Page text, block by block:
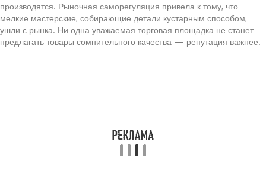
производятся. Рыночная саморегуляция привела к тому, что
мелкие мастерские, собирающие детали кустарным способом,
ушли с рынка. Ни одна уважаемая торговая площадка не станет
предлагать товары сомнительного качества — репутация важнее.